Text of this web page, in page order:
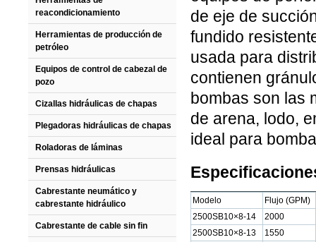
reacondicionamiento
Herramientas de producción de
petróleo
Equipos de control de cabezal de
pozo
Cizallas hidráulicas de chapas
Plegadoras hidráulicas de chapas
Roladoras de láminas
Prensas hidráulicas
Cabrestante neumático y
cabrestante hidráulico
Cabrestante de cable sin fin
de eje de
fundido
usada para
contienen
bombas son las
de arena, lodo,
ideal para
Modelo
Flujo (GPM)
2500SB10×8-14
2000
2500SB10×8-13
1550